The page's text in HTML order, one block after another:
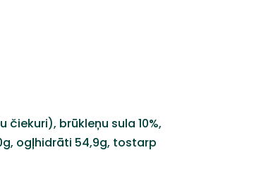
čiekuri), brūkleņu sula 10%,
ogļhidrāti 54,9g, tostarp